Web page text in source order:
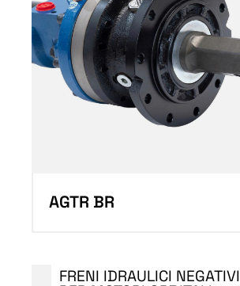
AGTR BR
FRENI IDRAULICI NEGATIVI